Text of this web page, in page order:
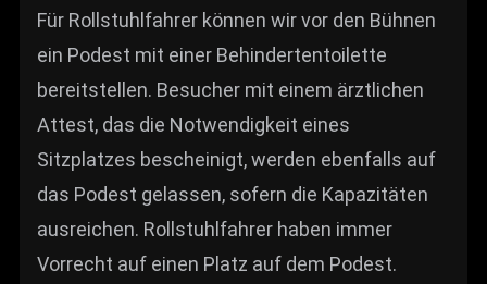
Für Rollstuhlfahrer können wir vor den Bühnen
ein Podest mit einer Behindertentoilette
bereitstellen. Besucher mit einem ärztlichen
Attest, das die Notwendigkeit eines
Sitzplatzes bescheinigt, werden ebenfalls auf
das Podest gelassen, sofern die Kapazitäten
ausreichen. Rollstuhlfahrer haben immer
Vorrecht auf einen Platz auf dem Podest.